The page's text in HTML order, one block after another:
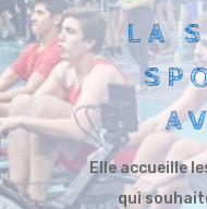
LA
Elle accueille
qui